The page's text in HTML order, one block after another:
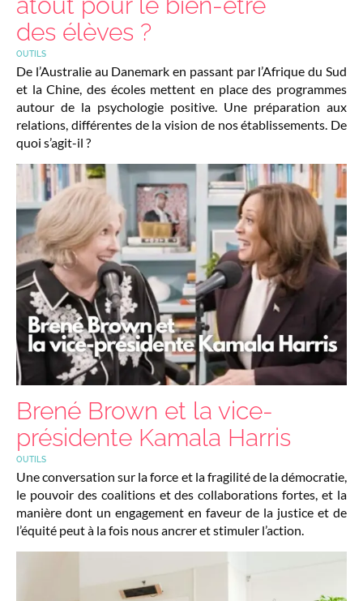
des élèves ?
OUTILS
De l’Australie au Danemark en passant par l’Afrique du Sud
et la Chine, des écoles mettent en place des programmes
autour de la psychologie positive. Une préparation aux
relations, différentes de la vision de nos établissements. De
quoi s’agit-il ?
Brené Brown et la vice-
présidente Kamala Harris
OUTILS
Une conversation sur la force et la fragilité de la démocratie,
le pouvoir des coalitions et des collaborations fortes, et la
manière dont un engagement en faveur de la justice et de
l’équité peut à la fois nous ancrer et stimuler l’action.